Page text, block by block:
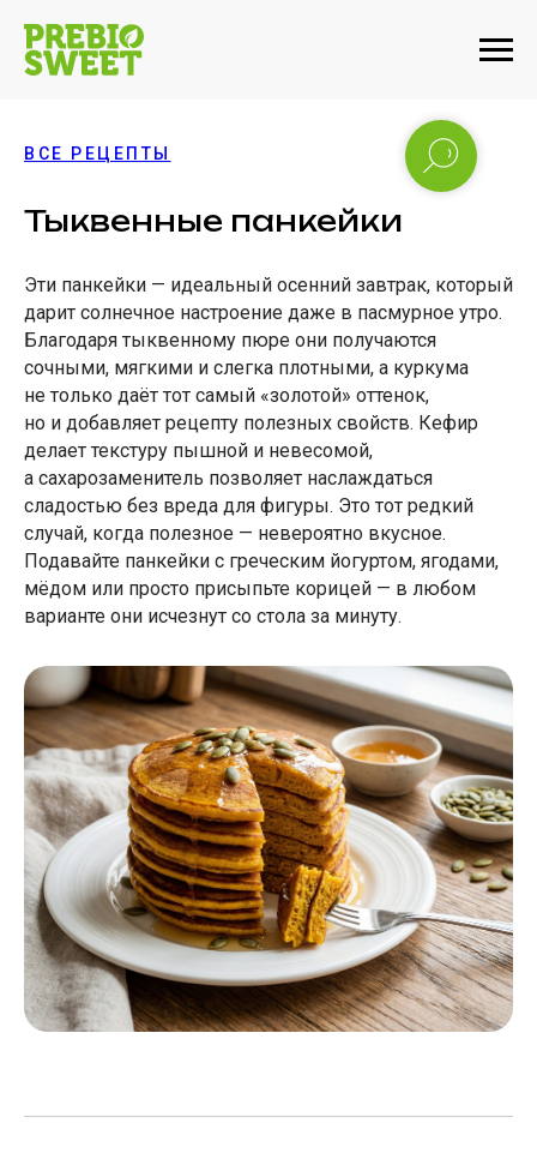
ВСЕ РЕЦЕПТЫ
Тыквенные панкейки
Эти панкейки — идеальный осенний завтрак, который
дарит солнечное настроение даже в пасмурное утро.
Благодаря тыквенному пюре они получаются
сочными, мягкими и слегка плотными, а куркума
не только даёт тот самый «золотой» оттенок,
но и добавляет рецепту полезных свойств. Кефир
делает текстуру пышной и невесомой,
а сахарозаменитель позволяет наслаждаться
сладостью без вреда для фигуры. Это тот редкий
случай, когда полезное — невероятно вкусное.
Подавайте панкейки с греческим йогуртом, ягодами,
мёдом или просто присыпьте корицей — в любом
варианте они исчезнут со стола за минуту.